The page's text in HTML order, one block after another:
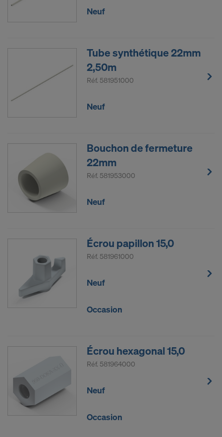
Neuf
Tube synthétique 22mm
2,50m
Réf. 581951000
Neuf
Bouchon de fermeture
22mm
Réf. 581953000
Neuf
Écrou papillon 15,0
Réf. 581961000
Neuf
Occasion
Écrou hexagonal 15,0
Réf. 581964000
Neuf
Occasion